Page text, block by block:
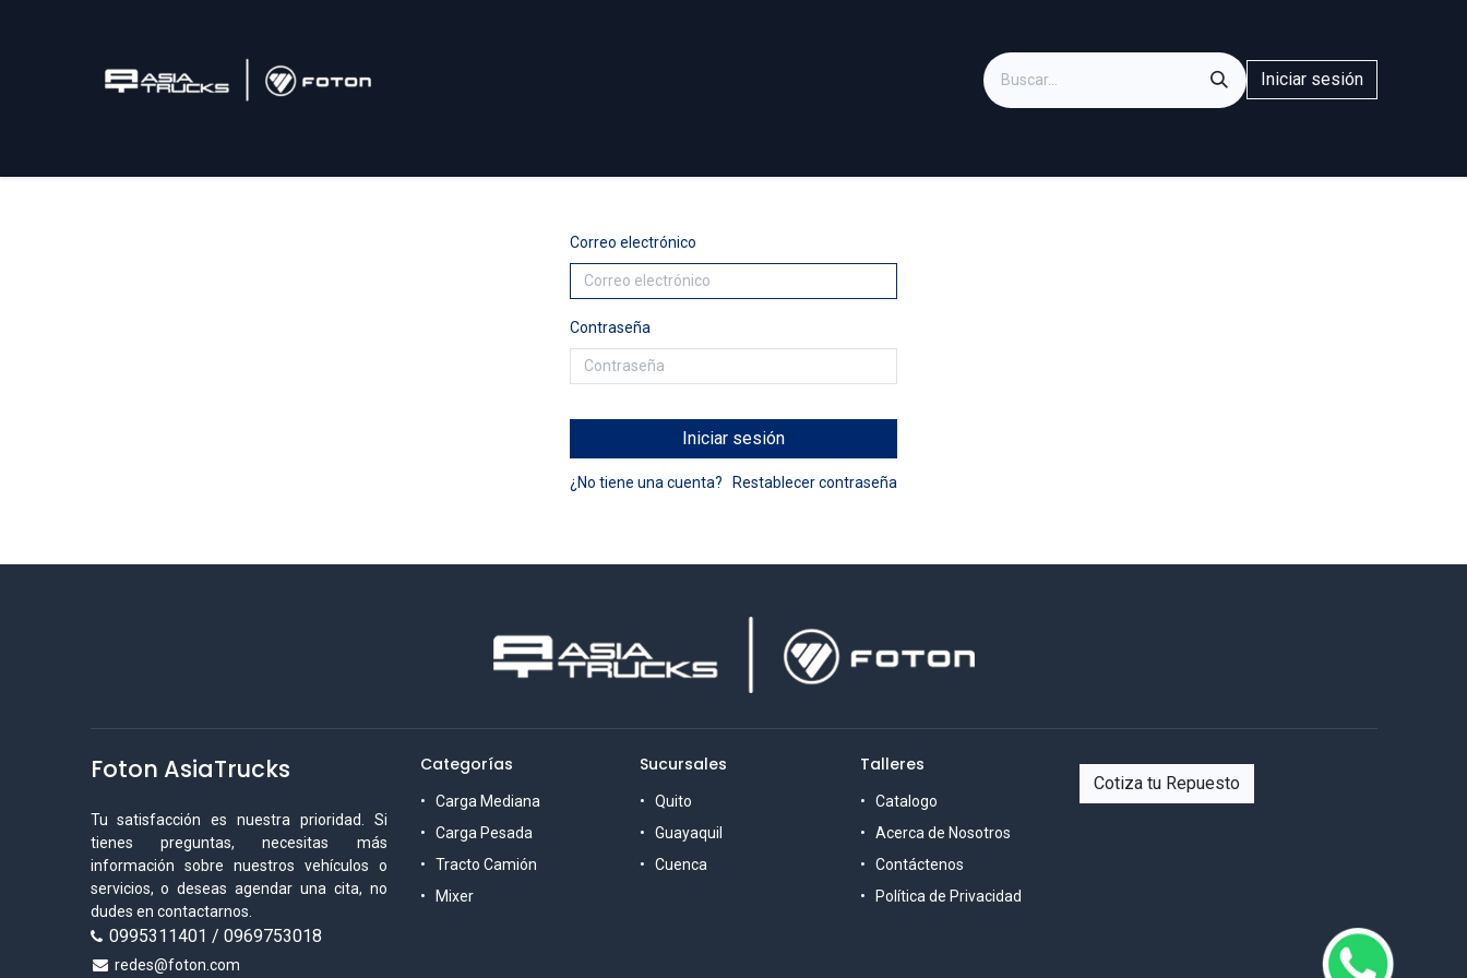
Iniciar sesión
Correo electrónico
Contraseña
Iniciar sesión
¿No tiene una cuenta? Restablecer contraseña
Foton ​AsiaTrucks​
Tu satisfacción es nuestra prioridad. Si
tienes preguntas, necesitas más
información sobre nuestros vehículos o
servicios, o deseas agendar una cita, no
dudes en contactarnos.
0995311401 / 0969753018
redes@foton.com
Categorías
Carga Mediana
Carga Pesada
Tracto Camión
Mixer
Sucursales
Quito
Guayaquil
Cuenca
Talleres
Catalogo
Acerca de Nosotros
Contáctenos
Política de Privacidad
Cotiza tu Repuesto